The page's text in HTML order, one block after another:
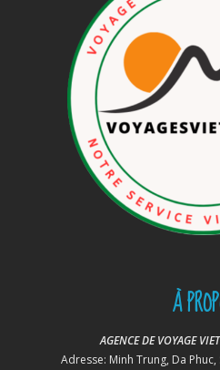
À
AGENCE DE VOYAGE
Adresse: Minh Trung, Da